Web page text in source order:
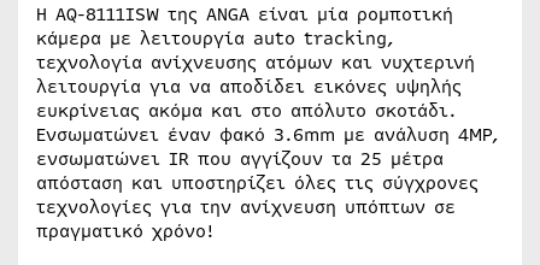
Η AQ-8111ISW της ANGA είναι μία ρομποτική
κάμερα με λειτουργία auto tracking,
τεχνολογία ανίχνευσης ατόμων και νυχτερινή
λειτουργία για να αποδίδει εικόνες υψηλής
ευκρίνειας ακόμα και στο απόλυτο σκοτάδι.
Ενσωματώνει έναν φακό 3.6mm με ανάλυση 4MP,
ενσωματώνει IR που αγγίζουν τα 25 μέτρα
απόσταση και υποστηρίζει όλες τις σύγχρονες
τεχνολογίες για την ανίχνευση υπόπτων σε
πραγματικό χρόνο!